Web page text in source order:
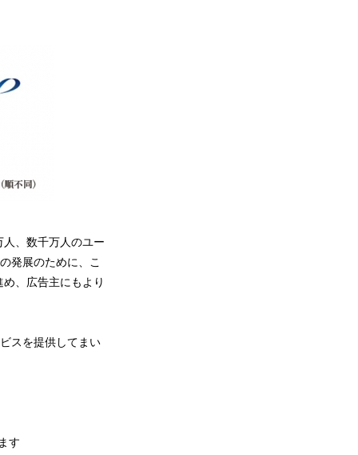
、数千万人のユー
発展のために、こ
、広告主にもより
スを提供してまい
す